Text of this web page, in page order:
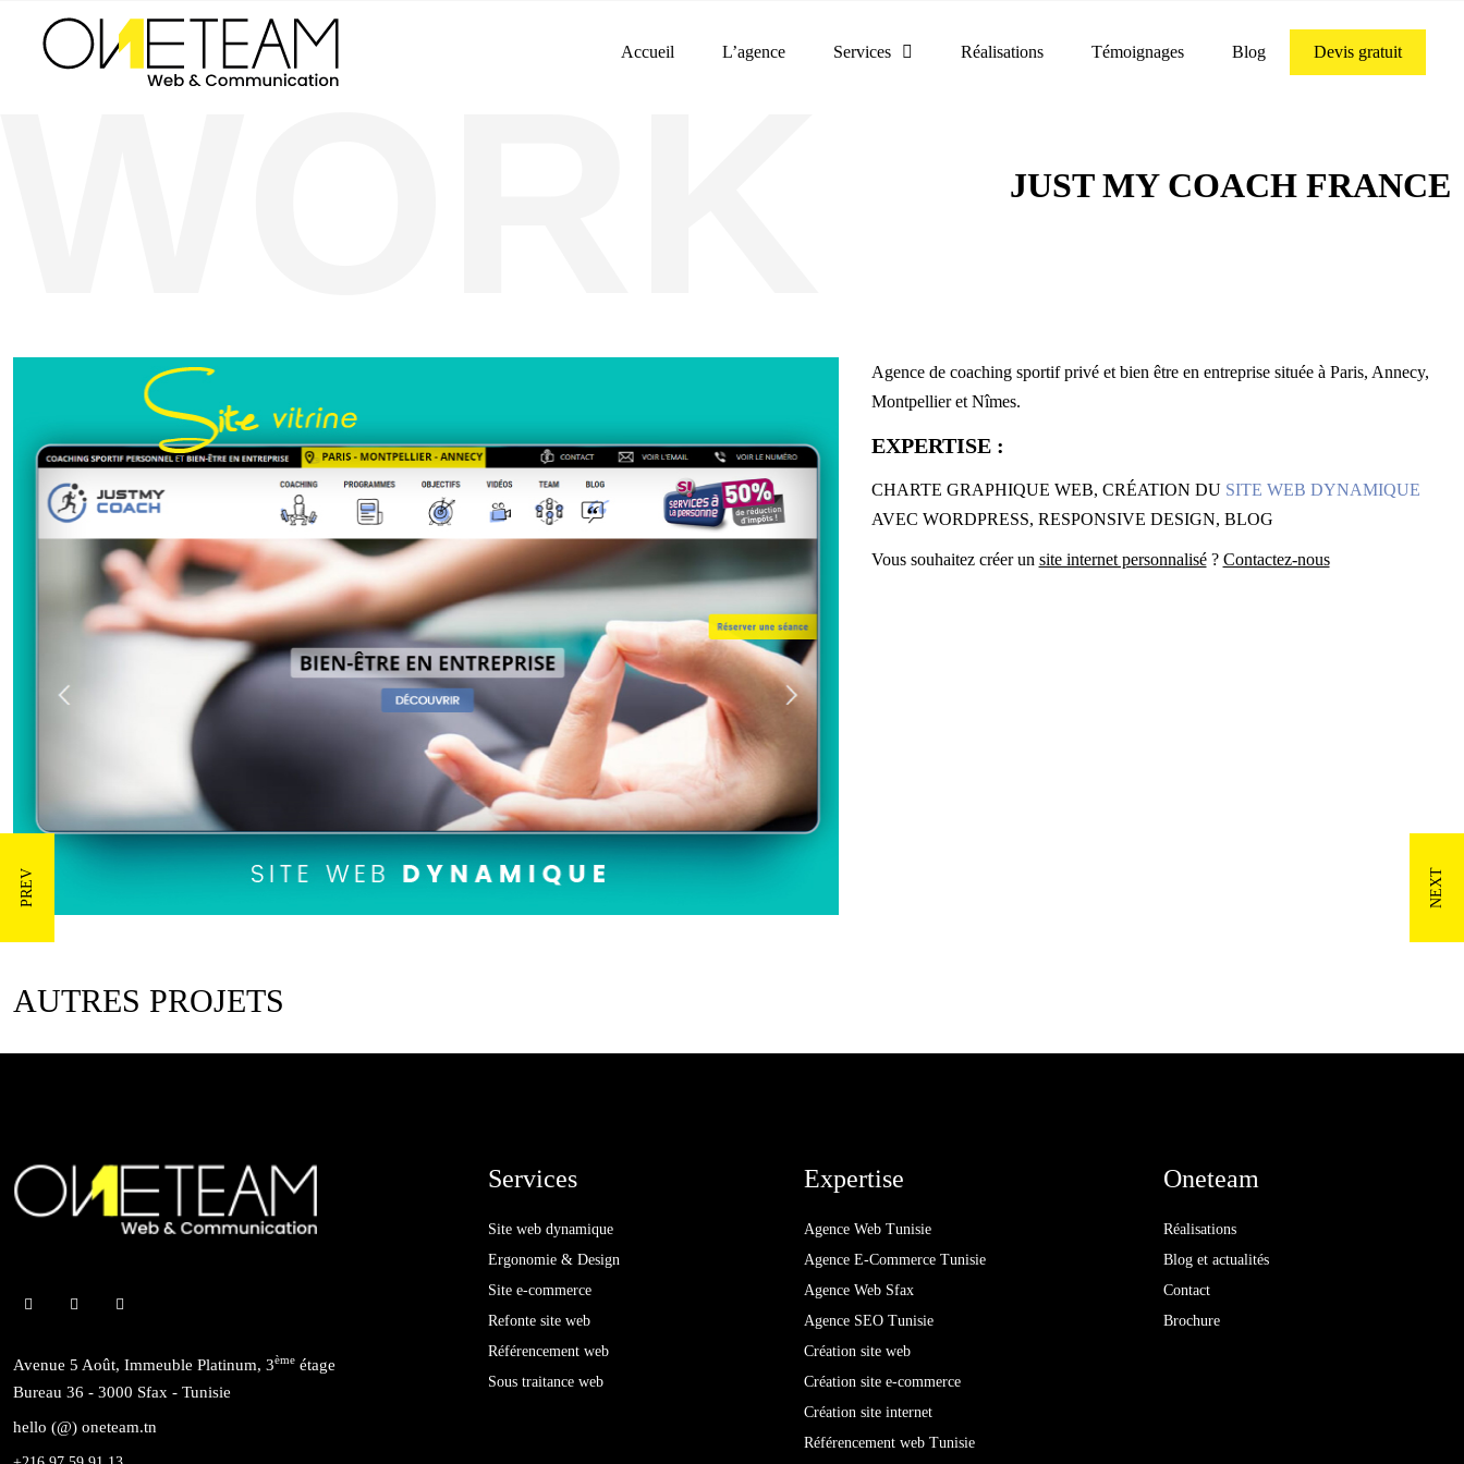
Accueil L’agence Services Réalisations Témoignages Blog Devis gratuit
JUST MY COACH FRANCE
Agence de coaching sportif privé et bien être en entreprise située à Paris, Annecy,
Montpellier et Nîmes.
EXPERTISE :
CHARTE GRAPHIQUE WEB, CRÉATION DU SITE WEB DYNAMIQUE
AVEC WORDPRESS, RESPONSIVE DESIGN, BLOG
Vous souhaitez créer un site internet personnalisé? Contactez-nous
AUTRES PROJETS
Avenue 5 Août, Immeuble Platinum, 3ème étage
Bureau 36 - 3000 Sfax - Tunisie
hello (@) oneteam.tn
Services
Site web dynamique
Ergonomie & Design
Site e-commerce
Refonte site web
Référencement web
Sous traitance web
Expertise
Agence Web Tunisie
Agence E-Commerce Tunisie
Agence Web Sfax
Agence SEO Tunisie
Création site web
Création site e-commerce
Création site internet
Référencement web Tunisie
Oneteam
Réalisations
Blog et actualités
Contact
Brochure